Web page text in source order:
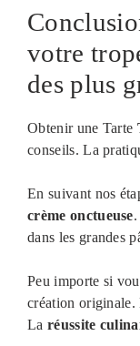
votre
des plus
Obtenir une Tarte
conseils. La
En suivant nos
crème onctueuse
dans les grandes
Peu importe si
création originale.
La réussite